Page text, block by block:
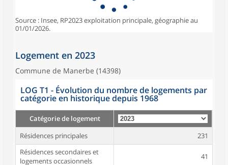
Source : Insee, RP2023 exploitation principale, géographie au
01/01/2026.
Logement en 2023
Commune de Manerbe (14398)
LOG T1 - Évolution du nombre de logements par
catégorie en historique depuis 1968
Catégorie de logement
Résidences principales
231
Résidences secondaires et
logements occasionnels
41